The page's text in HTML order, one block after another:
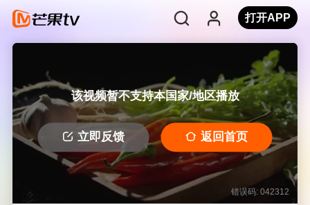
打开APP
该视频暂不支持本国家/地区播放
立即反馈 返回首页
错误码: 042312